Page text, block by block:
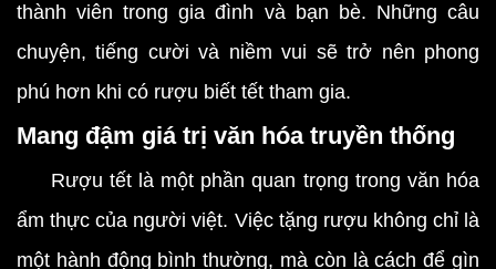
thành viên trong gia đình và bạn bè. Những câu
chuyện, tiếng cười và niềm vui sẽ trở nên phong
phú hơn khi có rượu biết tết tham gia.
Mang đậm giá trị văn hóa truyền thống
Rượu tết là một phần quan trọng trong văn hóa
ẩm thực của người việt. Việc tặng rượu không chỉ là
một hành động bình thường, mà còn là cách để gìn